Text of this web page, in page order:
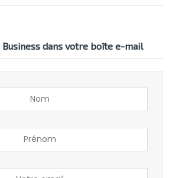
Business dans votre boîte e-mail